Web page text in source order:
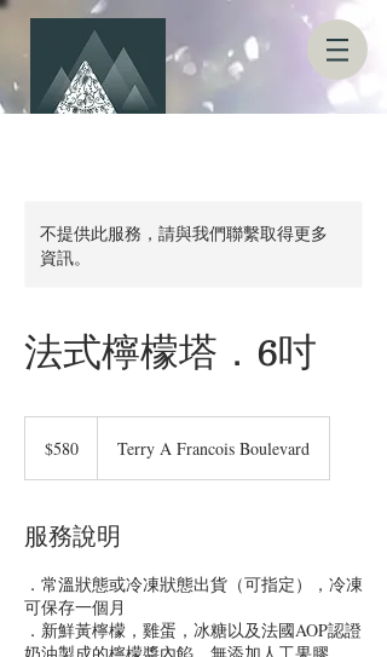
不提供此服務，請與我們聯繫取得更多
資訊。
法式檸檬塔．6吋
$580 Terry A Francois Boulevard
服務說明
．常溫狀態或冷凍狀態出貨（可指定），冷凍
可保存一個月
．新鮮黃檸檬，雞蛋，冰糖以及法國AOP認證